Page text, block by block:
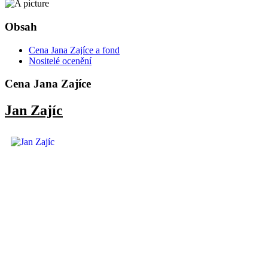
Obsah
Cena Jana Zajíce a fond
Nositelé ocenění
Cena Jana Zajíce
Jan Zajíc